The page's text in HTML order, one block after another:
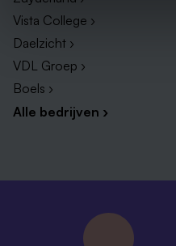
Vista College ›
Daelzicht ›
VDL Groep ›
Boels ›
Alle bedrijven ›